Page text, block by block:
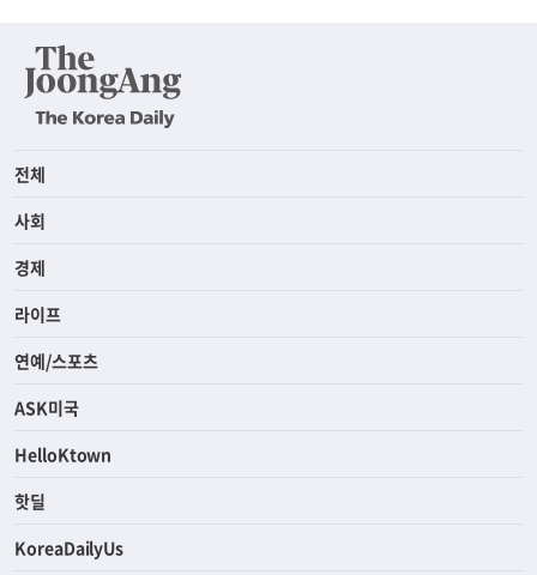
전체
사회
경제
라이프
연예/스포츠
ASK미국
HelloKtown
핫딜
KoreaDailyUs